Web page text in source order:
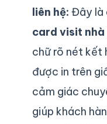
liên hệ: Đây là
card visit
chữ rõ nét kết
được in trên
cảm giác
giúp khách